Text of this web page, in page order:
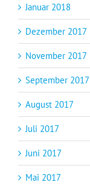
Januar 2018
Dezember 2017
November 2017
September 2017
August 2017
Juli 2017
Juni 2017
Mai 2017